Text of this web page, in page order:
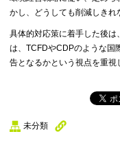
かし、どうしても削減しきれ
具体的対応策に着手した後
は、TCFDやCDPのような国
告となるかという視点を重視
未分類